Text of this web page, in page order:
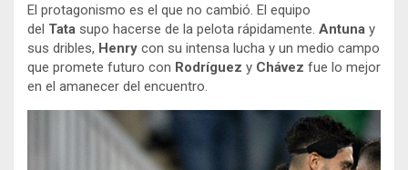
El protagonismo es el que no cambió. El equipo
del Tata supo hacerse de la pelota rápidamente. Antuna y
sus dribles, Henry con su intensa lucha y un medio campo
que promete futuro con Rodríguez y Chávez fue lo mejor
en el amanecer del encuentro.